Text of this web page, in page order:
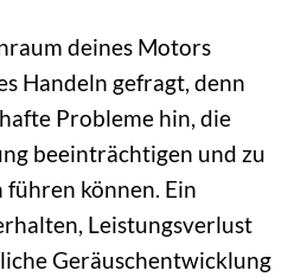
deines Motors
Handeln gefragt, denn
Probleme hin, die
beeinträchtigen und zu
können. Ein
Leistungsverlust
Geräuschentwicklung